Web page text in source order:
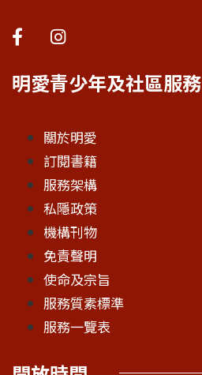
明愛青少年及社區服務
關於明愛
訂閱書籍
服務架構
私隱政策
機構刊物
免責聲明
使命及宗旨
服務質素標準
服務一覽表